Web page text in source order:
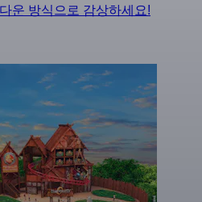
운 방식으로 감상하세요!